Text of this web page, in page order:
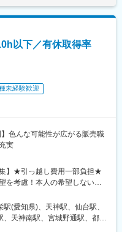
以下／有休取得率
未経験歓迎
色んな可能性が広がる販売職
実
集】★引っ越し費用一部負担★
考慮！本人の希望しない転
25-6PMO池袋8階■関西支社
梅田茶屋町606・610■中部
勢町平和ビル5階■九州支店福
(愛知県)、天神駅、仙台駅、
天神南駅、宮城野通駅、都電